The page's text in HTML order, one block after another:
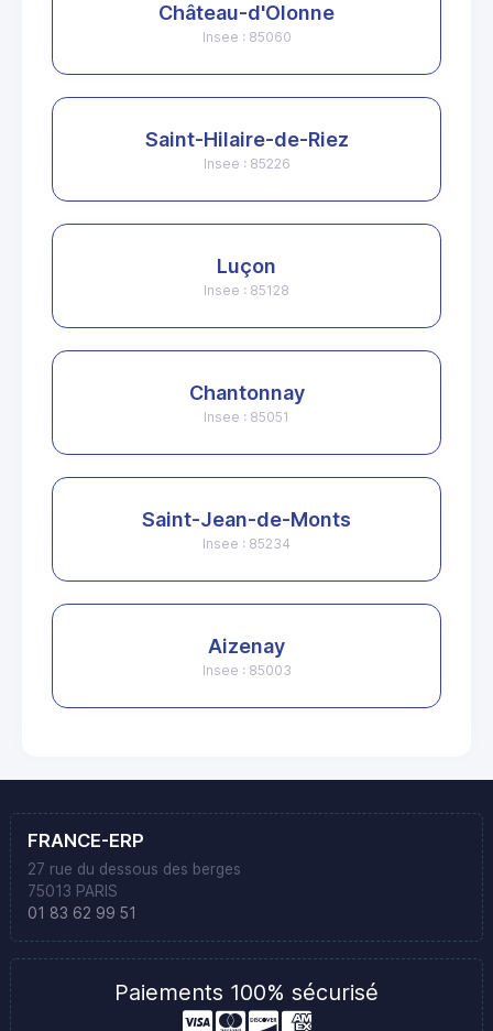
Château-d'Olonne
Insee : 85060
Saint-Hilaire-de-Riez
Insee : 85226
Luçon
Insee : 85128
Chantonnay
Insee : 85051
Saint-Jean-de-Monts
Insee : 85234
Aizenay
Insee : 85003
FRANCE-ERP
27 rue du dessous des berges
75013 PARIS
01 83 62 99 51
Paiements 100% sécurisé